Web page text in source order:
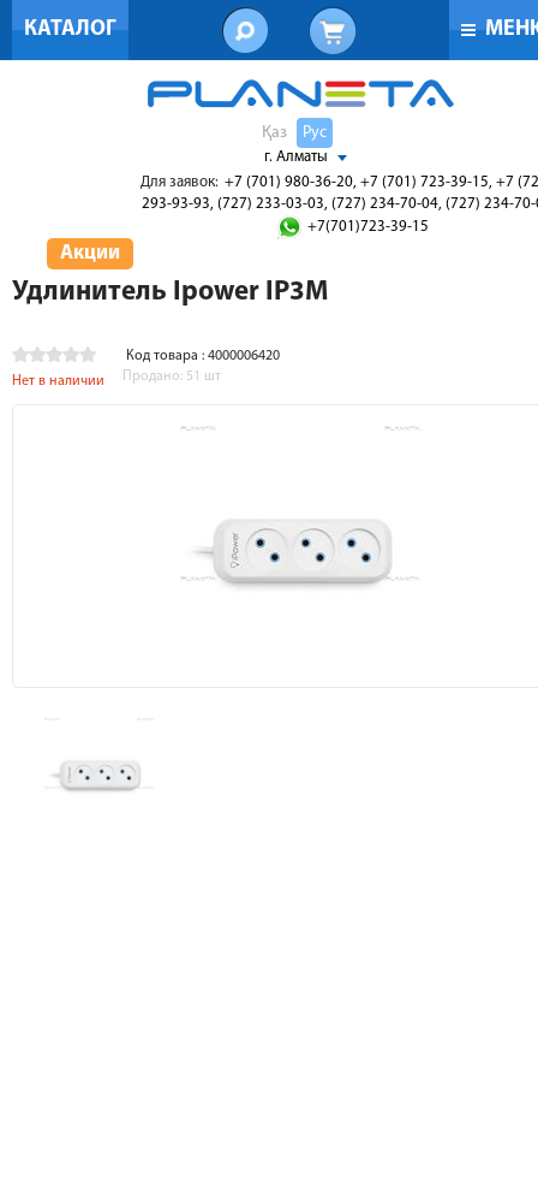
КАТАЛОГ
Қаз Рус
г. Алматы
Для заявок: +7 (701) 980-36-20, +7 (701) 723-39-15, +7
293-93-93, (727) 233-03-03, (727) 234-70-04, (727) 234-
+7(701)723-39-15
Акции
Удлинитель Ipower IP3M
Код товара : 4000006420
Нет в наличии
Продано: 51 шт